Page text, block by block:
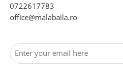
0722617783
office@malabaila.ro